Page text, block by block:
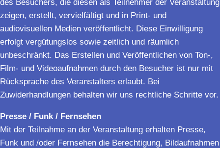
des Besuchers, die diesen als Teilnehmer der Veranstaltung
zeigen, erstellt, vervielfältigt und in Print- und
audiovisuellen Medien veröffentlicht. Diese Einwilligung
erfolgt vergütungslos sowie zeitlich und räumlich
unbeschränkt. Das Erstellen und Veröffentlichen von Ton-,
Film- und Videoaufnahmen durch den Besucher ist nur mit
Rücksprache des Veranstalters erlaubt. Bei
Zuwiderhandlungen behalten wir uns rechtliche Schritte vor.
Presse / Funk / Fernsehen
Mit der Teilnahme an der Veranstaltung erhalten Presse,
Funk und /oder Fernsehen die Berechtigung, Bildaufnahmen